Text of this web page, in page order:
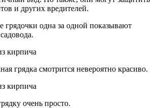
и других вредителей.
одна за одной показывают
грядка смотрится невероятно красиво.
очень просто.